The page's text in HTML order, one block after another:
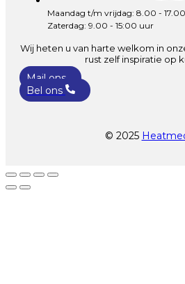
Maandag t/m vrijdag: 8.00 -
Zaterdag: 9.00 - 15:00 uur
Wij heten u van harte welkom in
rust zelf inspiratie op
Mail ons
Bel ons
© 2025